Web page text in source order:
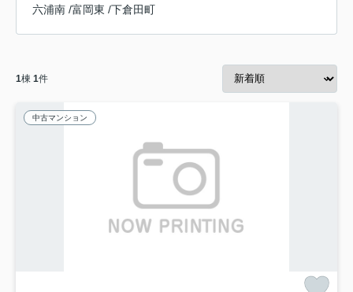
六浦南 /富岡東 /下倉田町
1棟 1件
中古マンション